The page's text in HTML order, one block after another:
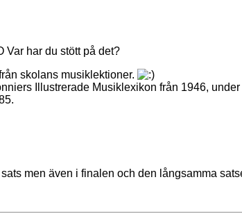
Var har du stött på det?
skolans musiklektioner.
Illustrerade Musiklexikon från 1946,
men även i finalen och den långsamma